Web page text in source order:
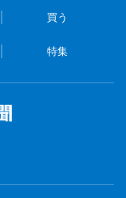
買う
特集